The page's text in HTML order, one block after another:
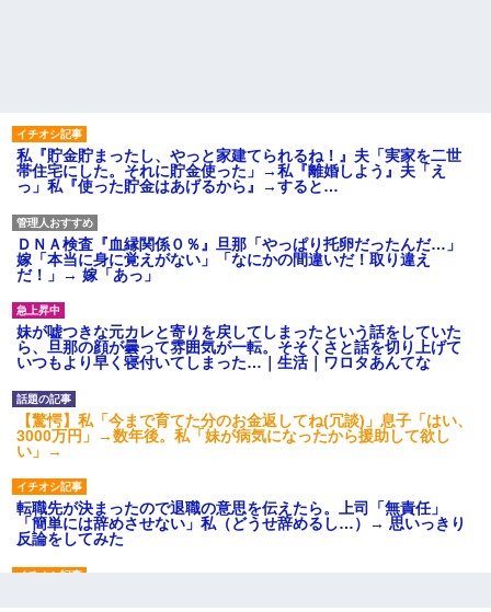
私『貯金貯まったし、やっと家建てられるね！』夫「実家を二世
帯住宅にした。それに貯金使った」→私『離婚しよう』夫「え
っ」私『使った貯金はあげるから』→すると…
ＤＮＡ検査『血縁関係０％』旦那「やっぱり托卵だったんだ…」
嫁「本当に身に覚えがない」「なにかの間違いだ！取り違え
だ！」→ 嫁「あっ」
妹が嘘つきな元カレと寄りを戻してしまったという話をしていた
ら、旦那の顔が曇って雰囲気が一転。そそくさと話を切り上げて
いつもより早く寝付いてしまった…｜生活｜ワロタあんてな
【驚愕】私「今まで育てた分のお金返してね(冗談)」息子「はい、
3000万円」→数年後。私「妹が病気になったから援助して欲し
い」→
転職先が決まったので退職の意思を伝えたら。上司「無責任」
「簡単には辞めさせない」私（どうせ辞めるし…）→ 思いっきり
反論をしてみた